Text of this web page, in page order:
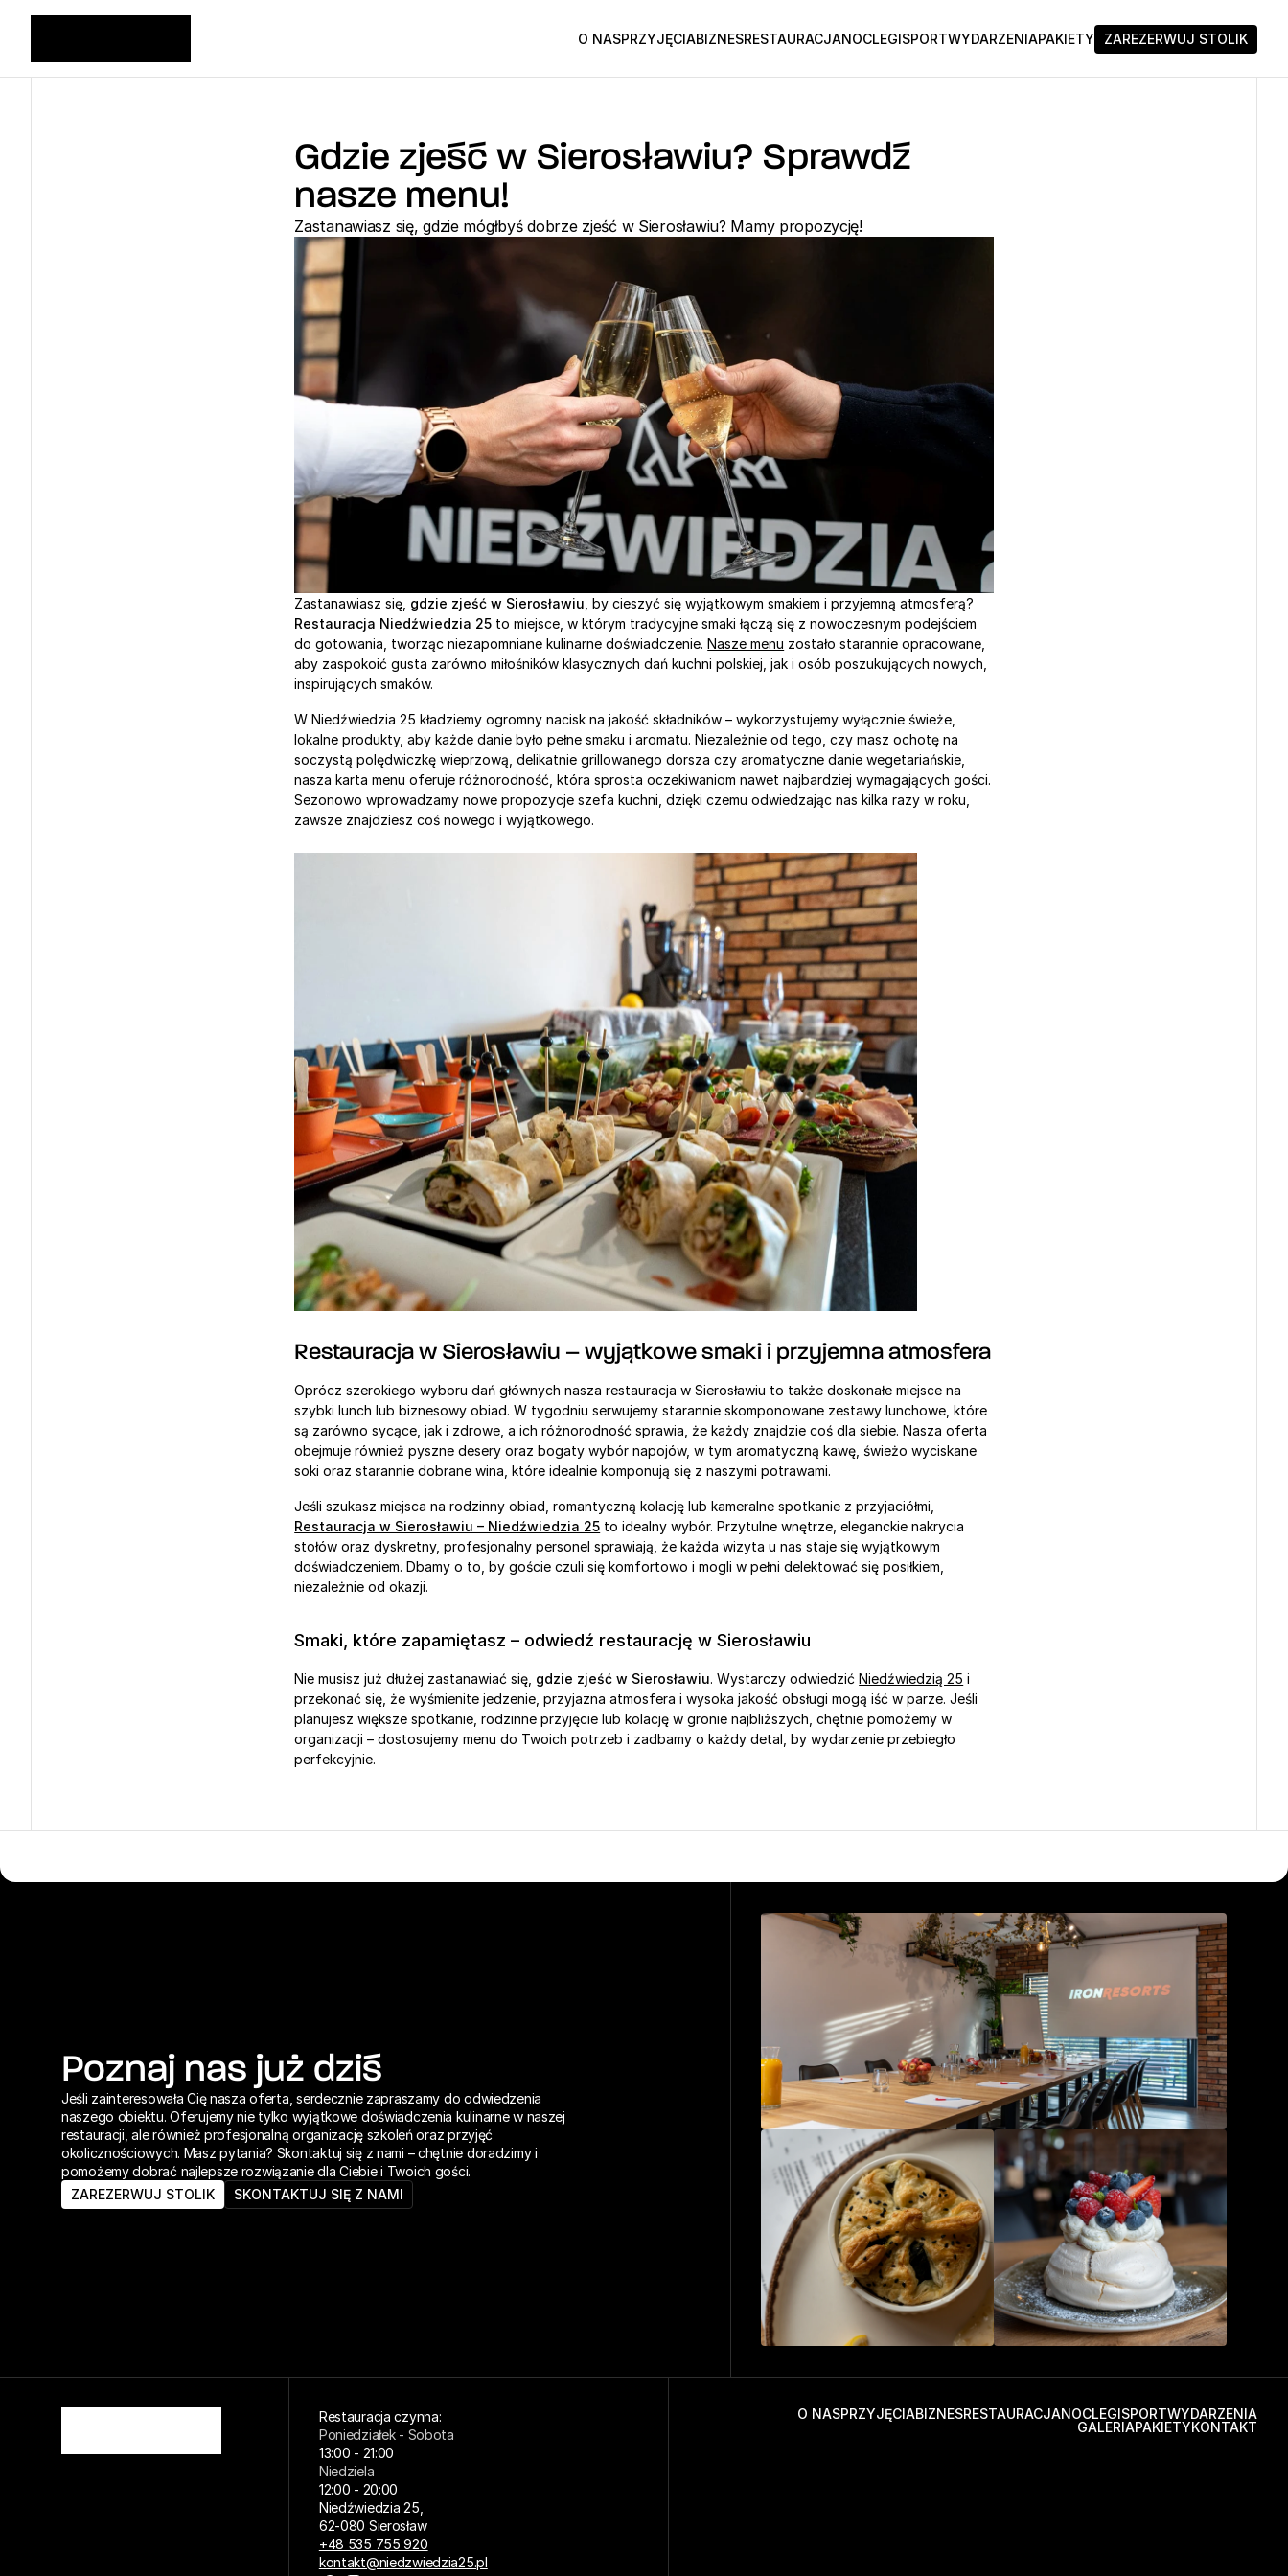
O NASPRZYJĘCIABIZNESRESTAURACJANOCLEGISPORTWYDARZENIAPAKIETY ZAREZERWUJ STOLIK
Gdzie zjeść w Sierosławiu? Sprawdź
nasze menu!
Zastanawiasz się, gdzie mógłbyś dobrze zjeść w Sierosławiu? Mamy propozycję!
Zastanawiasz się, gdzie zjeść w Sierosławiu
Restauracja Niedźwiedzia 25 to miejsce, w którym tradycyjne smaki łączą się z nowoczesnym podejściem
do gotowania, tworząc niezapomniane kulinarne doświadczenie. Nasze menu zostało starannie opracowane,
aby zaspokoić gusta zarówno miłośników klasycznych dań kuchni polskiej, jak i osób poszukujących nowych,
inspirujących smaków.
W Niedźwiedzia 25 kładziemy ogromny nacisk na jakość składników – wykorzystujemy wyłącznie świeże,
lokalne produkty, aby każde danie było pełne smaku i aromatu. Niezależnie od tego, czy masz ochotę na
soczystą polędwiczkę wieprzową, delikatnie grillowanego dorsza czy aromatyczne danie wegetariańskie,
nasza karta menu oferuje różnorodność, która sprosta oczekiwaniom nawet najbardziej wymagających gości.
Sezonowo wprowadzamy nowe propozycje szefa kuchni, dzięki czemu odwiedzając nas kilka razy w roku,
zawsze znajdziesz coś nowego i wyjątkowego.
Restauracja w Sierosławiu – wyjątkowe smaki i przyjemna atmosfera
Oprócz szerokiego wyboru dań głównych nasza restauracja w Sierosławiu to także doskonałe miejsce na
szybki lunch lub biznesowy obiad. W tygodniu serwujemy starannie skomponowane zestawy lunchowe, które
są zarówno sycące, jak i zdrowe, a ich różnorodność sprawia, że każdy znajdzie coś dla siebie. Nasza oferta
obejmuje również pyszne desery oraz bogaty wybór napojów, w tym aromatyczną kawę, świeżo wyciskane
soki oraz starannie dobrane wina, które idealnie komponują się z naszymi potrawami.
Restauracja w Sierosławiu – Niedźwiedzia 25 to idealny wybór. Przytulne wnętrze, eleganckie nakrycia
stołów oraz dyskretny, profesjonalny personel sprawiają, że każda wizyta u nas staje się wyjątkowym
doświadczeniem. Dbamy o to, by goście czuli się komfortowo i mogli w pełni delektować się posiłkiem,
niezależnie od okazji.
Smaki, które zapamiętasz – odwiedź restaurację w Sierosławiu
Nie musisz już dłużej zastanawiać się, gdzie zjeść w Sierosławiu. Wystarczy odwiedzić Niedźwiedzią 25 i
przekonać się, że wyśmienite jedzenie, przyjazna atmosfera i wysoka jakość obsługi mogą iść w parze. Jeśli
planujesz większe spotkanie, rodzinne przyjęcie lub kolację w gronie najbliższych, chętnie pomożemy w
organizacji – dostosujemy menu do Twoich potrzeb i zadbamy o każdy detal, by wydarzenie przebiegło
perfekcyjnie.
Poznaj nas już dziś
Jeśli zainteresowała Cię nasza oferta, serdecznie zapraszamy do odwiedzenia
naszego obiektu. Oferujemy nie tylko wyjątkowe doświadczenia kulinarne w naszej
restauracji, ale również profesjonalną organizację szkoleń oraz przyjęć
okolicznościowych. Masz pytania? Skontaktuj się z nami – chętnie doradzimy i
pomożemy dobrać najlepsze rozwiązanie dla Ciebie i Twoich gości.
ZAREZERWUJ STOLIK
SKONTAKTUJ SIĘ Z NAMI
Restauracja czynna:
Poniedziałek - Sobota
13:00 - 21:00
Niedziela
12:00 - 20:00
Niedźwiedzia 25,
62-080 Sierosław
+48 535 755 920
kontakt@niedzwiedzia25.pl
O NASPRZYJĘCIABIZNESRESTAURACJANOCLEGI SPORTWYDARZENIA
GALERIAPAKIETYKONTAKT